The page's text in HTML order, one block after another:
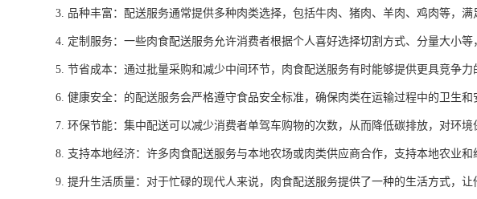
3. 品种丰富：配送服务通常提供多种肉类选择，包括牛肉、猪肉、羊肉、鸡肉等，满
4. 定制服务：一些肉食配送服务允许消费者根据个人喜好选择切割方式、分量大小等
5. 节省成本：通过批量采购和减少中间环节，肉食配送服务有时能够提供更具竞争力
6. 健康安全：的配送服务会严格遵守食品安全标准，确保肉类在运输过程中的卫生和
7. 环保节能：集中配送可以减少消费者单驾车购物的次数，从而降低碳排放，对环境
8. 支持本地经济：许多肉食配送服务与本地农场或肉类供应商合作，支持本地农业和
9. 提升生活质量：对于忙碌的现代人来说，肉食配送服务提供了一种的生活方式，让